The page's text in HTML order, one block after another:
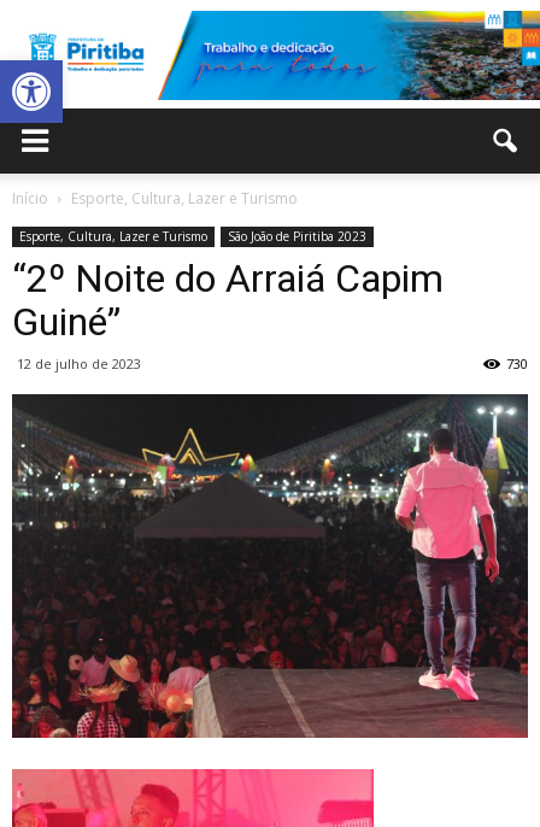
Abrir a barra de ferramentas
Municipal
Piritiba
Início Esporte, Cultura, Lazer e Turismo
Esporte, Cultura, Lazer e Turismo São João de Piritiba 2023
“2º Noite do Arraiá Capim
Guiné”
12 de julho de 2023 730